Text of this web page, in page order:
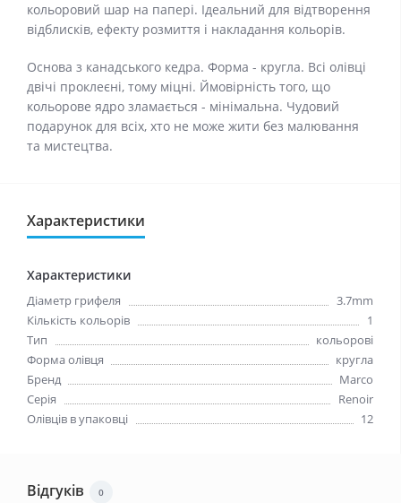
кольоровий шар на папері. Ідеальний для відтворення
відблисків, ефекту розмиття і накладання кольорів.
Основа з канадського кедра. Форма - кругла. Всі олівці
двічі проклеєні, тому міцні. Ймовірність того, що
кольорове ядро ​​зламається - мінімальна. Чудовий
подарунок для всіх, хто не може жити без малювання
та мистецтва.
Характеристики
Характеристики
Діаметр грифеля
3.7mm
Кількість кольорів
1
Тип
кольорові
Форма олівця
кругла
Бренд
Marco
Серія
Renoir
Олівців в упаковці
12
Відгуків 0